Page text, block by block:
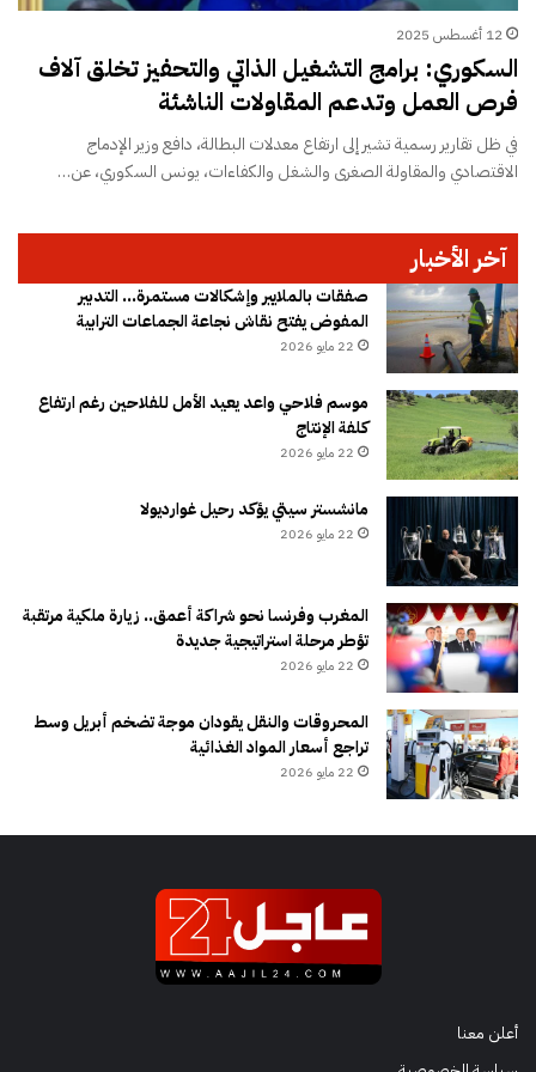
12 أغسطس 2025
السكوري: برامج التشغيل الذاتي والتحفيز تخلق آلاف
فرص العمل وتدعم المقاولات الناشئة
في ظل تقارير رسمية تشير إلى ارتفاع معدلات البطالة، دافع وزير الإدماج
الاقتصادي والمقاولة الصغرى والشغل والكفاءات، يونس السكوري، عن…
آخر الأخبار
صفقات بالملايير وإشكالات مستمرة… التدبير
المفوض يفتح نقاش نجاعة الجماعات الترابية
22 مايو 2026
موسم فلاحي واعد يعيد الأمل للفلاحين رغم ارتفاع
كلفة الإنتاج
22 مايو 2026
مانشستر سيتي يؤكد رحيل غوارديولا
22 مايو 2026
المغرب وفرنسا نحو شراكة أعمق.. زيارة ملكية مرتقبة
تؤطر مرحلة استراتيجية جديدة
22 مايو 2026
المحروقات والنقل يقودان موجة تضخم أبريل وسط
تراجع أسعار المواد الغذائية
22 مايو 2026
أعلن معنا